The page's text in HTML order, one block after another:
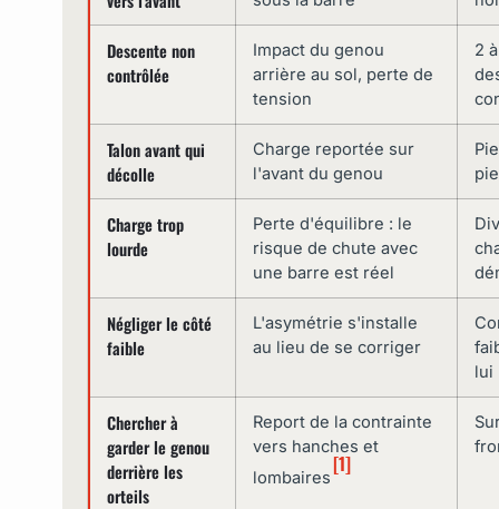
Descente non
contrôlée
Impact du genou
arrière au sol, perte de
tension
2
Talon avant qui
décolle
Charge reportée sur
l'avant du genou
Charge trop
lourde
Perte d'équilibre : le
risque de chute avec
une barre est réel
Négliger le côté
faible
L'asymétrie s'installe
au lieu de se corriger
lui
Chercher à
garder le genou
derrière les
orteils
Report de la contrainte
vers hanches et
lombaires
[1]